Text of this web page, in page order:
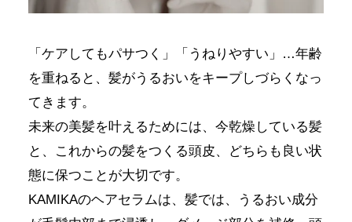
「ケアしてもパサつく」「うねりやすい」…年齢
を重ねると、髪がうるおいをキープしづらくなっ
てきます。
未来の美髪を叶えるためには、今乾燥している髪
と、これからの髪をつくる頭皮、どちらも良い状
態に保つことが大切です。
KAMIKAのヘアセラムは、髪では、うるおい成分